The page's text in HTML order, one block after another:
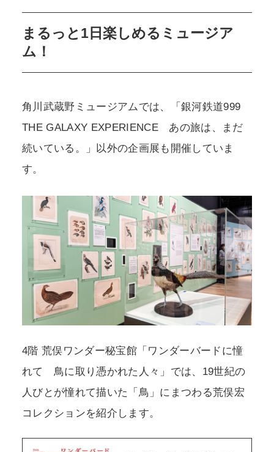
まるっと1日楽しめるミュージア
ム！
角川武蔵野ミュージアムでは、「銀河鉄道999
THE GALAXY EXPERIENCE あの旅は、まだ
続いている。」以外の企画展も開催していま
す。
4階 荒俣ワンダー秘宝館「ワンダーバードに憧
れて 鳥に取り憑かれた人々」では、19世紀の
人びとが憧れて描いた「鳥」にまつわる荒俣宏
コレクションを紹介します。